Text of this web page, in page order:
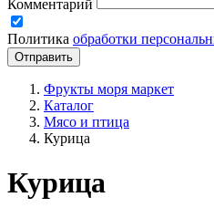
Комментарий
Политика обработки
Фрукты моря маркет
Каталог
Мясо и птица
Курица
Курица